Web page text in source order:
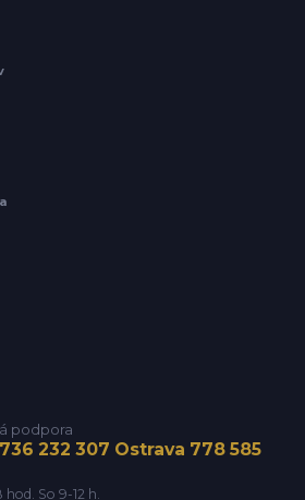
podpora
232 307 Ostrava 778 585
So 9-12 h.